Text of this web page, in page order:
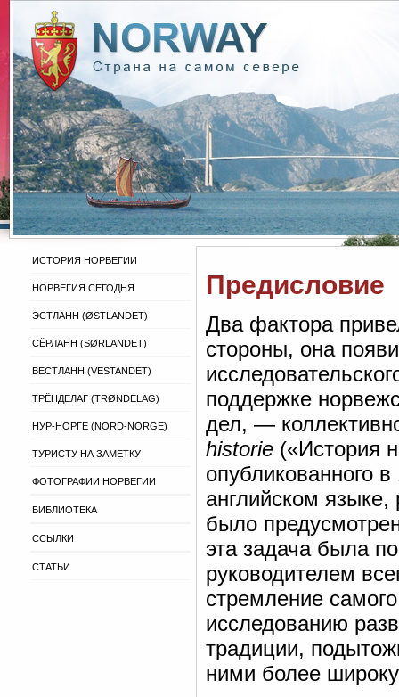
ИСТОРИЯ НОРВЕГИИ
НОРВЕГИЯ СЕГОДНЯ
ЭСТЛАНН (ØSTLANDET)
СЁРЛАНН (SØRLANDET)
ВЕСТЛАНН (VESTANDET)
ТРЁНДЕЛАГ (TRØNDELAG)
НУР-НОРГЕ (NORD-NORGE)
ТУРИСТУ НА ЗАМЕТКУ
ФОТОГРАФИИ НОРВЕГИИ
БИБЛИОТЕКА
ССЫЛКИ
СТАТЬИ
Предисловие
Два фактора
стороны, она
поддержке
дел, —
historie («История
опубликованного
английском языке,
было
эта задача была
руководителем
стремление
исследованию
традиции,
ними более